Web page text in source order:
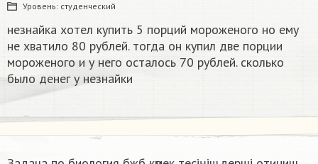
Уровень: студенческий
незнайка хотел купить 5 порций мороженого но ему
не хватило 80 рублей. тогда он купил две порции
мороженого и у него осталось 70 рублей. сколько
было денег у незнайки